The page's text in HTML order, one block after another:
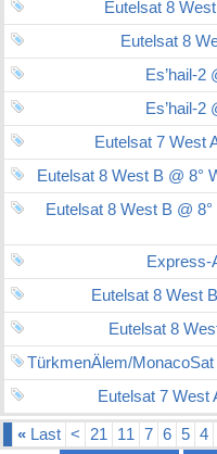
جديد قناة Hamiltan TV الصومالية على Eutelsat 8 West B @ 8°
4
5
6
7
11
21
>
Last
»